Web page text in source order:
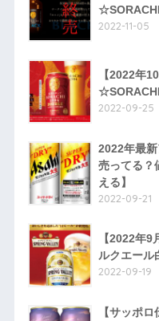
2022-11-05
【2022年
2022-09-25
2022年最
売ってる？
える】
2022-09-21
【2022年
ルクエール
2022-09-19
【サッポ